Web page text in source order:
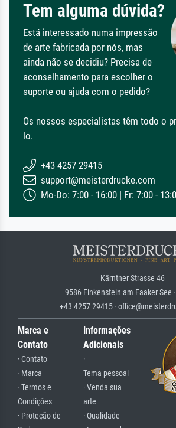
Tem alguma dúvida?
Está interessado numa impressão
de arte fabricada por nós, mas
ainda não se decidiu? Precisa de
aconselhamento para escolher o
suporte ou ajuda com o pedido?
Os nossos especialistas têm todo o
lo.
+43 4257 29415
support@meisterdrucke.com
Mo-Do: 7:00 - 16:00 | Fr: 7:00 -
Kärntner Strasse 46
9586 Finkenstein am Faaker See
+43 4257 29415 ·
Marca e
Contato
· Contato
· Marca
· Termos e
Condições
· Proteção de
Informações
Adicionais
·
Tema pessoal
· Venda sua
arte
· Qualidade